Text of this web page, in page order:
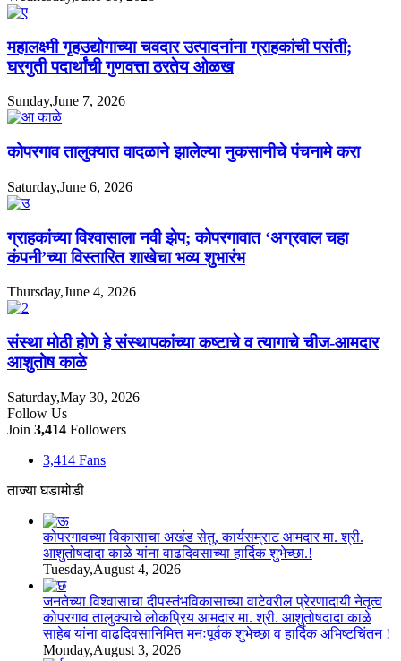
महालक्ष्मी गृहउद्योगाच्या चवदार उत्पादनांना ग्राहकांची पसंती;
घरगुती पदार्थांची गुणवत्ता ठरतेय ओळख
Sunday,June 7, 2026
कोपरगाव तालुक्यात वादळाने झालेल्या नुकसानीचे पंचनामे करा
Saturday,June 6, 2026
ग्राहकांच्या विश्वासाला नवी झेप; कोपरगावात ‘अग्रवाल चहा
कंपनी’च्या विस्तारित शाखेचा भव्य शुभारंभ
Thursday,June 4, 2026
संस्था मोठी होणे हे संस्थापकांच्या कष्टाचे व त्यागाचे चीज-आमदार
आशुतोष काळे
Saturday,May 30, 2026
Follow Us
Join 3,414 Followers
3,414 Fans
ताज्या घडामोडी
कोपरगावच्या विकासाचा अखंड सेतु, कार्यसम्राट आमदार मा. श्री.
आशुतोषदादा काळे यांना वाढदिवसाच्या हार्दिक शुभेच्छा.!
Tuesday,August 4, 2026
जनतेच्या विश्वासाचा दीपस्तंभविकासाच्या वाटेवरील प्रेरणादायी नेतृत्व
कोपरगाव तालुक्याचे लोकप्रिय आमदार मा. श्री. आशुतोषदादा काळे
साहेब यांना वाढदिवसानिमित्त मनःपूर्वक शुभेच्छा व हार्दिक अभिष्टचिंतन !
Monday,August 3, 2026